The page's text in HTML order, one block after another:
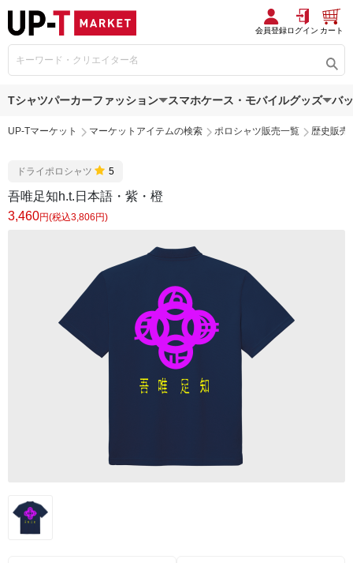
会員登録ログイン カート
Tシャツパーカーファッション スマホケース・モバイルグッズ バ
UP-Tマーケット マーケットアイテムの検索 ポロシャツ販売一覧 歴史販売
ドライポロシャツ 5
吾唯足知h.t.日本語・紫・橙
3,460円(税込3,806円)